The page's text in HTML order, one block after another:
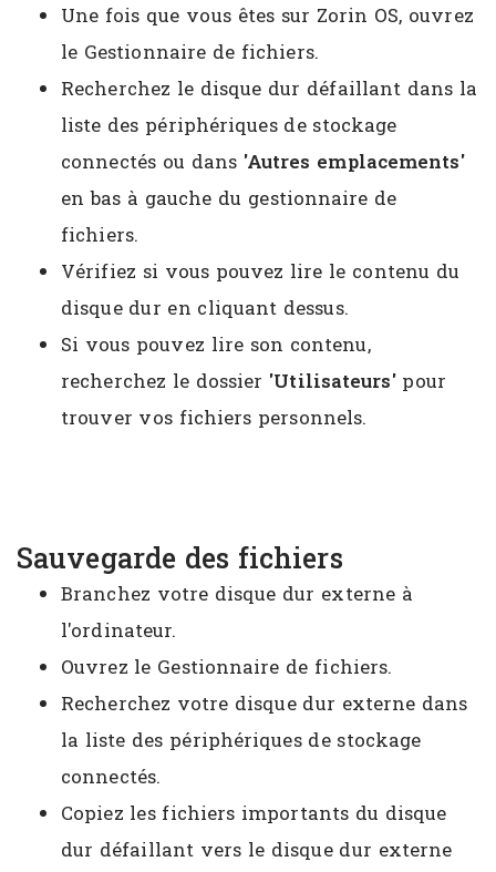
Une fois que vous êtes sur Zorin OS, ouvrez
le Gestionnaire de fichiers.
Recherchez le disque dur défaillant dans la
liste des périphériques de stockage
connectés ou dans 'Autres emplacements'
en bas à gauche du gestionnaire de
fichiers.
Vérifiez si vous pouvez lire le contenu du
disque dur en cliquant dessus.
Si vous pouvez lire son contenu,
recherchez le dossier 'Utilisateurs'pour
trouver vos fichiers personnels.
Sauvegarde des fichiers
Branchez votre disque dur externe à
l'ordinateur.
Ouvrez le Gestionnaire de fichiers.
Recherchez votre disque dur externe dans
la liste des périphériques de stockage
connectés.
Copiez les fichiers importants du disque
dur défaillant vers le disque dur externe